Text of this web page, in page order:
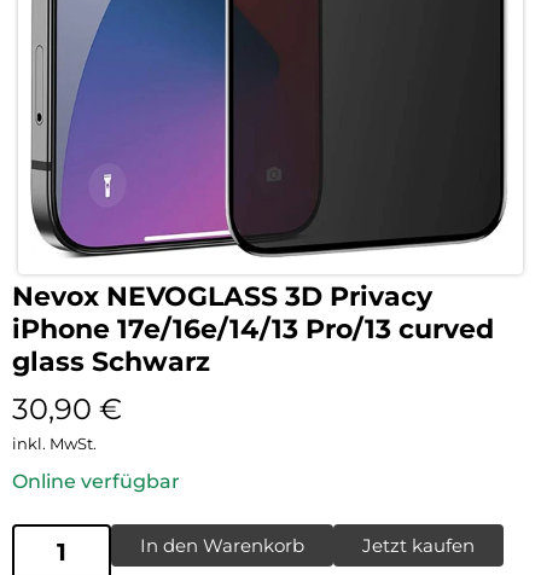
Nevox NEVOGLASS 3D Privacy
iPhone 17e/16e/14/13 Pro/13 curved
glass Schwarz
30,90 €
inkl. MwSt.
Online verfügbar
In den Warenkorb Jetzt kaufen